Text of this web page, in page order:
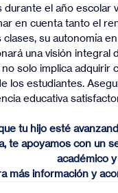
el año escolar
en cuenta tanto el
clases, su autonomía
una visión integral
solo implica
los estudiantes.
educativa
tu hijo esté
te apoyamos con un
académico
más información y